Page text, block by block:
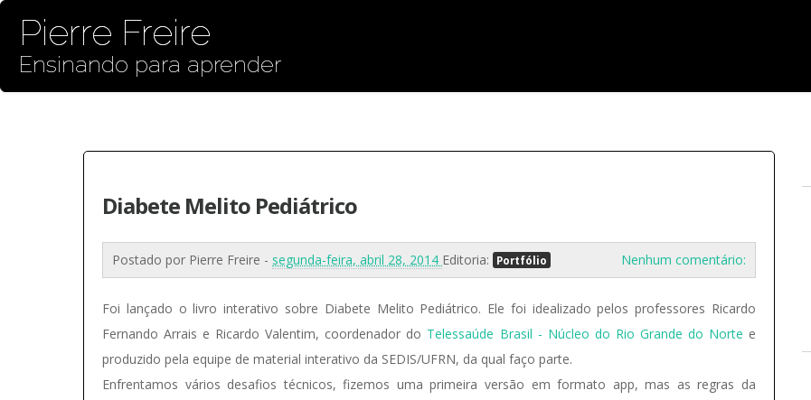
Pierre Freire
Ensinando para aprender
Diabete Melito Pediátrico
Nenhum comentário:
Postado por Pierre Freire - segunda-feira, abril 28, 2014 Editoria: Portfólio
Foi lançado o livro interativo sobre Diabete Melito Pediátrico. Ele foi idealizado pelos professores Ricardo
Fernando Arrais e Ricardo Valentim, coordenador do Telessaúde Brasil - Núcleo do Rio Grande do Norte e
produzido pela equipe de material interativo da SEDIS/UFRN, da qual faço parte.
Enfrentamos vários desafios técnicos, fizemos uma primeira versão em formato app, mas as regras da